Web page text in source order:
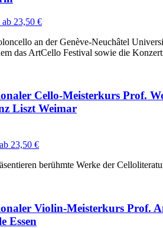
23,50 €
an der Genève-Neuchâtel
das ArtCello Festival sowie die
Cello-Meisterkurs Prof.
Liszt Weimar
23,50 €
berühmte Werke der
Violin-Meisterkurs Prof.
Essen